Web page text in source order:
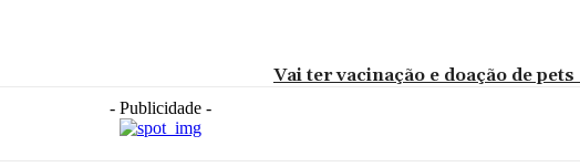
Vai ter vacinação e doação de
- Publicidade -